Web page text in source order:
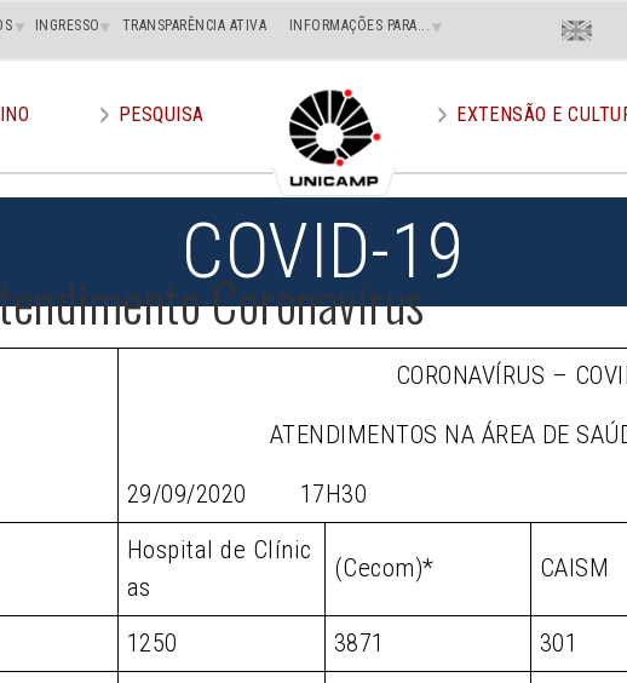
INGRESSO TRANSPARÊNCIA ATIVA INFORMAÇÕES PARA... Menu
Superior
Direito
En
PESQUISA EXTENSÃO E
COVID-19
Coronavírus
CORONAVÍRUS –
ATENDIMENTOS NA ÁREA DE
29/09/2020 17H30
Hospital de Clínic
as
(Cecom)* CAISM
1250 3871 301